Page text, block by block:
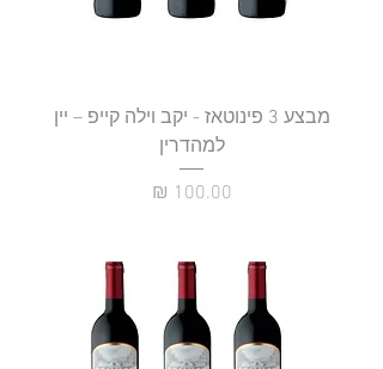
מבצע 3 פינוטאז - יקב וילה קייפ – יין
למהדרין
מחיר